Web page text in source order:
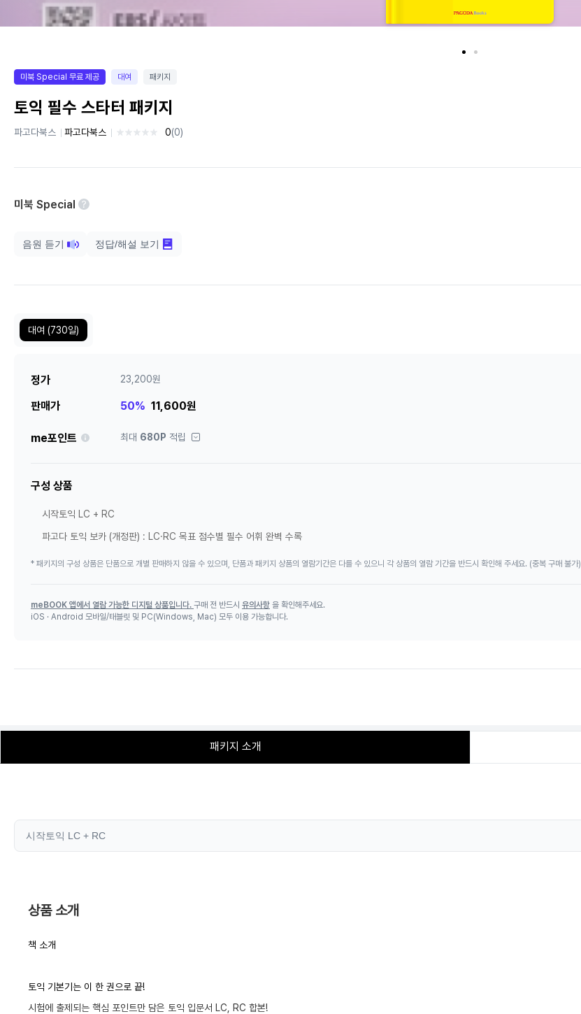
미북 Special 무료 제공 대여 패키지
토익 필수 스타터 패키지
파고다북스 파고다북스 0(0)
미북 Special 안내
음원 듣기 정답/해설 보기
대여 (730일)
정가 23,200원
판매가 50% 11,600원
me포인트 안내 최대 680P 적립
구성 상품
시작토익 LC + RC
파고다 토익 보카 (개정판) : LC·RC 목표 점수별 필수 어휘 완벽 수록
* 패키지의 구성 상품은 단품으로 개별 판매하지 않을 수 있으며, 단품과 패키지 상품의 열람기간은 다를 수 있으니 각 상품의 열람 기간을 반드시 확인해 주세요. (중복 구매 불가)
meBOOK 앱에서 열람 가능한 디지털 상품입니다. 구매 전 반드시 유의사항 을 확인해주세요.
iOS · Android 모바일/태블릿 및 PC(Windows, Mac) 모두 이용 가능합니다.
패키지 소개
시작토익 LC + RC
상품 소개
책 소개
토익 기본기는 이 한 권으로 끝!
시험에 출제되는 핵심 포인트만 담은 토익 입문서 LC, RC 합본!